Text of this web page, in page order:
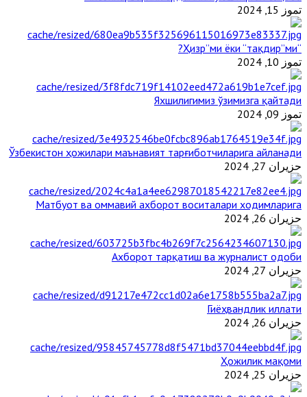
تموز 15, 2024
“Ҳизр”ми ёки “тақдир”ми?
تموز 10, 2024
Яхшилигимиз ўзимизга қайтади
تموز 09, 2024
Ўзбекистон ҳожилари маънавият тарғиботчиларига айланади
حزيران 27, 2024
Матбуот ва оммавий ахборот воситалари ходимларига
حزيران 26, 2024
Ахборот тарқатиш ва журналист одоби
حزيران 27, 2024
Гиёҳвандлик иллати
حزيران 26, 2024
Ҳожилик мақоми
حزيران 25, 2024